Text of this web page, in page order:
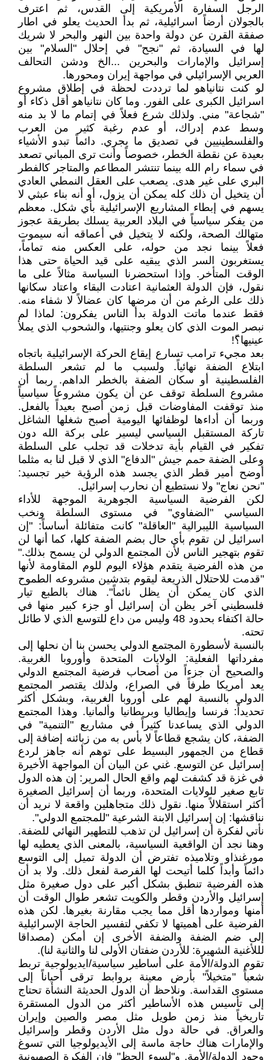
الرجل السفارة الأمريكية إلى القدس، ثم اعترف
بالجولان أرضاً اسرائيلية، ثم بدأ الحديث يعلو في اطار
صفقة القرن عن دولة واحدة بين النهر والبحر لا شريك
لها في السيادة، ثم "نجح" في إحلال "السلام" بين
إسرائيل والإمارات والبحرين ...الخ ودشن التحالف
العربي الإسرائيلي في مواجهة إيران ومحورها.
لو كنت نتانياهو لما ترددت لحظة في إطلاق مشروع
اسرائيل الكبرى على الفور. وما كان نتانياهو أقل ذكاء أو
"شجاعة" مني. ولذلك شرع فعلاً في إتمام ما لا بد منه
وسط عدم إدراك، أو عدم رغبة كثير من العرب
والفلسطينيين في تصديق ما يجري. دائماً تبدو الأشياء
بعيدة عن نقطة الخطر، خصوصاً وأنت ترى المباني تصعد
في سماء رام الله بينما تنتشر المطاعم والمتاجر كالفطر
البري على غير هدى. يصعب على العقل النمطي العادي
أن يتخيل أن ذلك كله يمكن أن يزول، أو أنه بناء عبثي لا
يسهم في إبطاء المشاريع الإسرائيلية بأي شكل. معظم
من يفكر سياسياً في البلاد العربية يسلك بطريقة عجوز
متهالك الصحة، ولكنه لا يتخيل في أعماقه أنه سيموت
فعلاً بينما نجد من حوله، على العكس منه تماماً،
يستغربون السر الذي يبقيه على قيد الحياة حتى هذا
الوقت المتأخر. وإذا استحضرنا السياسة مثالاً على ما
نقول، فإن الدولة العثمانية اعتادت البقاء واعتاد سكانها
ذلك على الرغم من أن مرضها كان عضالاً لا شفاء منه.
فقط عندما ماتت الدولة بدأ الناس يفكرون: لماذا لم
نبصر الموت الذي كان يعلو وجنتيها، والشحوب الذي يملأ
عينيها؟ّ!
بعد مجيء ترامب تسارع إيقاع الحركة الإسرائيلية باتجاه
ابتلاع الضفة نهائياً. ولسبب ما لم تشعر السلطة
الفلسطينية أو سكان الضفة بالخطر الداهم. ربما أن
مشروع السلطة توقف عن أن يكون مشروعاً سياسياً
منذ توقفت المفاوضات قبل زمن أصبح بعيداً بالفعل.
وربما أن أداءها لوظفائها اليومية أصبح شغلها الشاغل
تاركة المستقبل السياسي ليسير على بركة الله دون
تفكير في القيام بأية تدخلات قد تجلب على السلطة
وعلى الضفة حمم جيش "الدفاع" الذي لا قبل لنا به مثلما
أوضح أمير قطر الذي يجسد هذه الرؤية خير تجسيد:
"نحن نعاج" ولا نستطيع أن نحارب إسرائيل.
لكن الفرضية السياسية الجوهرية الموجهة للأداء
السياسي "الضفاوي" في مستوى السلطة ونخب
السياسية الليبرالية "العاقلة" كانت متفائلة أساساً: "إن
اسرائيل لن تقوم بأي حال بضم الضفة كلها، كما أنها لن
تقوم بتهجير الناس لأن المجتمع الدولي لن يسمح بذلك."
من هذه الفرضية يتقدم هؤلاء اليوم للوم المقاومة لأنها
"قدمت للاحتلال الذريعة ليقوم بتدشين مشروعه الطموح
الذي كان يمكن أن يظل نائماً". هناك بالطبع تيار
فلسطيني آخر يظن أن إسرائيل أو جزء كبير منها في
حالة اكتفاء بحدود 48 وليس من داع للتوسع الذي لا طائل
تحته.
بالنسبة لأسطورة المجتمع الدولي يحسن بنا أن نحلها إلى
مفرداتها الفعلية: الولايات المتحدة وأوروبا الغربية.
والصحيح أن جزءاً من أصحاب فرضية المجتمع الدولي
يعد أمريكا طرفاً في الصراع، ولذلك يقتصر المجتمع
الدولي بالنسبة لهم على أوروبا الغربية، وبشكل أكثر
تحديداً: فرنسا وإيطاليا وبريطانيا وألمانيا. وهذا المجتمع
الدولي الذي يساعدنا كثيراً في مشاريع "التنمية" في
الضفة، كان يشجع قطاعاً لا بأس به من زبائنه إضافة إلى
قطاع من الجمهور البسيط على توهم أنه جاهز لردع
إسرائيل عن التوسع. غني عن البيان أن المواجهة الأخيرة
في غزة قد كشفت لهم واقع الحال المرير: إن هذه الدول
تابع صغير للولايات المتحدة، وربما أن إسرائيل الصغيرة
أكثر استقلالاً منها. نقول ذلك متجاهلين واقعة لا نريد أن
نناقشها: إن إسرائيل الابنة الشرعية "للمجتمع الدولي".
نأتي لفكرة أن إسرائيل لن تذهب للتطهير النهائي للضفة.
وهنا نجد أن الواقعية السياسية، بالمعنى الذي يعطيه لها
مورغنذاو وتلاميذه تفترض أن الدولة تميل إلى التوسع
دائماً وأبداً كلما أتيحت لها الفرصة لفعل ذلك. ولا بد أن
هذه الفرضية تنطبق بشكل أكبر على دول صغيرة مثل
إسرائيل والأردن وقطر والكويت تشعر طوال الوقت أن
أمنها ومواردها أقل مما يجب مقارنة بغيرها. لكن هذه
الفرضية على أهميتها لا تكفي لتفسير الحاجة الإسرائيلية
إلى ضم الضفة والضفة الأخرى إن أمكن (مصداقا
لللأغنية الشهيرة: للأردن ضفتان الأولى لنا والثانية لنا).
تقوم الدولة/الأمة على أساطير سياسية/ايديولوجية تربط
شعباً "متخيلاً" بأرض معينة بروابط ترقى أحياناً إلى
مستوى القداسة. ونلاحظ أن الدول الحديثة النشأة تحتاج
إلى تأسيس هذه الأساطير أكثر من الدول المستقرة
تاريخياً منذ زمن طويل مثل مصر والصين وإيران
والعراق. في حالة دول مثل الأردن وقطر وإسرائيل
والإمارات هناك حاجة ماسة إلى الأيديولوجيا التي تسوغ
وجود الدولة/الأمة. و"لسوء الحظ" فإن الفكرة الصهيونية